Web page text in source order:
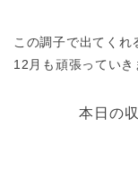
この調子で出てくれ
12月も頑張っていき
本日の